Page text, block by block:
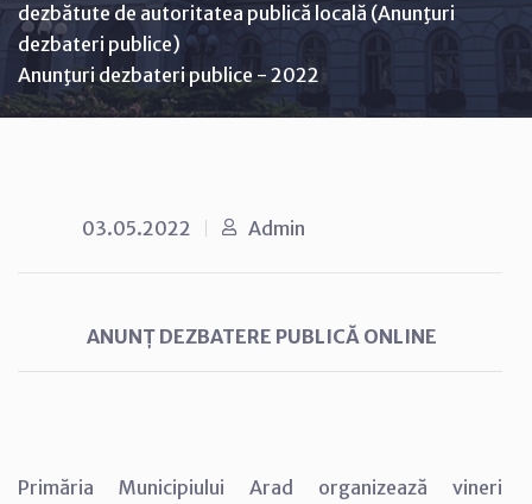
dezbătute de autoritatea publică locală (Anunţuri
dezbateri publice)
Anunţuri dezbateri publice - 2022
03.05.2022 Admin
ANUNȚ DEZBATERE PUBLICĂ ONLINE
Primăria Municipiului Arad organizează vineri